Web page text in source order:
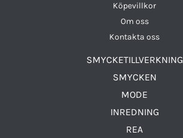
Köpevillkor
Om oss
Kontakta oss
SMYCKETILLVERKNING
SMYCKEN
MODE
INREDNING
REA